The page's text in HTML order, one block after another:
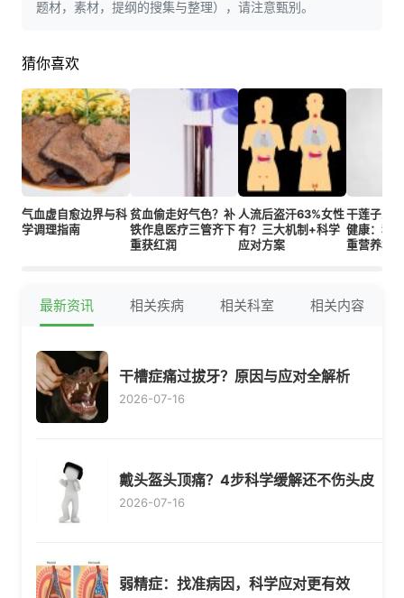
题材，素材，提纲的搜集与整理），请注意甄别。
猜你喜欢
气血虚自愈边界与科
学调理指南
贫血偷走好气色？补
铁作息医疗三管齐下
重获红润
人流后盗汗63%女性
有？三大机制+科学
应对方案
干莲子改
健康：科
重营养机制
最新资讯 相关疾病 相关科室 相关内容
干槽症痛过拔牙？原因与应对全解析
2026-07-16
戴头盔头顶痛？4步科学缓解还不伤头皮
2026-07-16
弱精症：找准病因，科学应对更有效